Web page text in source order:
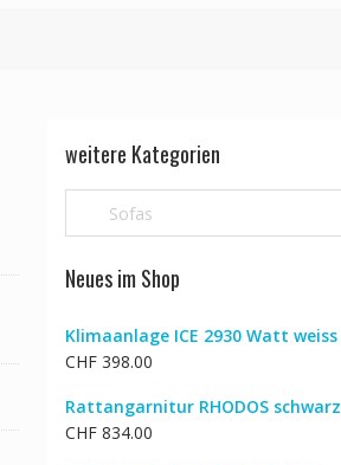
weitere Kategorien
Sofas
Neues im Shop
Klimaanlage ICE 2930 Watt weiss
CHF 398.00
Rattangarnitur RHODOS schwarz
CHF 834.00